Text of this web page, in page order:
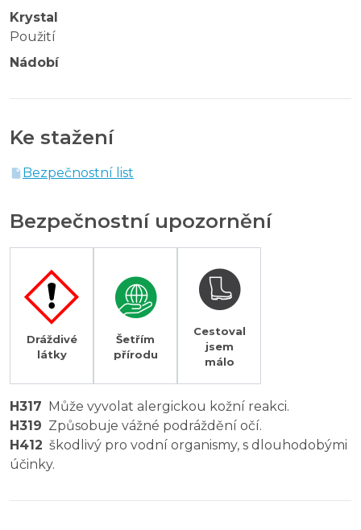
Krystal
Použití
Nádobí
Ke stažení
Bezpečnostní list
Bezpečnostní upozornění
Dráždivé
látky
Šetřím
přírodu
Cestoval
jsem
málo
H317 Může vyvolat alergickou kožní reakci.
H319 Způsobuje vážné podráždění očí.
H412 škodlivý pro vodní organismy, s dlouhodobými
účinky.